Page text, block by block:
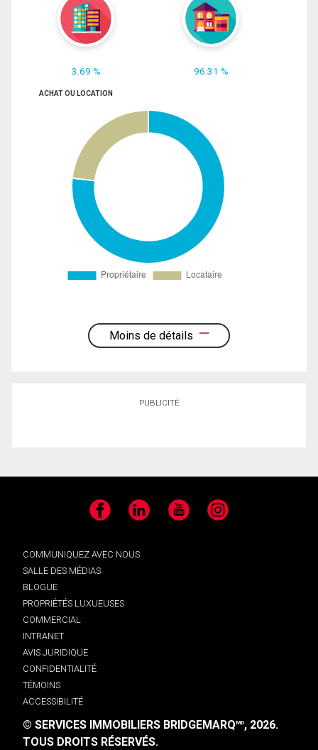
3.69 % 96.31 %
ACHAT OU LOCATION
Moins de détails
PUBLICITÉ
Facebook LinkedIn YouTube Instagram
COMMUNIQUEZ AVEC NOUS
SALLE DES MÉDIAS
BLOGUE
PROPRIÉTÉS LUXUEUSES
COMMERCIAL
INTRANET
AVIS JURIDIQUE
CONFIDENTIALITÉ
TÉMOINS
ACCESSIBILITÉ
© SERVICES IMMOBILIERS BRIDGEMARQMD, 2026.
TOUS DROITS RÉSERVÉS.